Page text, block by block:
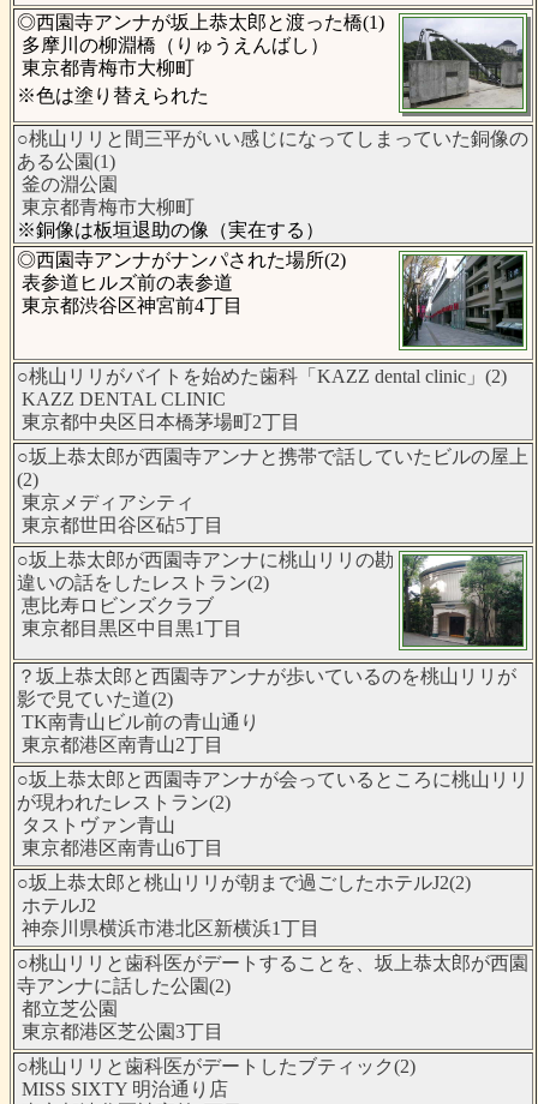
◎西園寺アンナが坂上恭太郎と渡った橋(1)
多摩川の柳淵橋（りゅうえんばし）
東京都青梅市大柳町
※色は塗り替えられた
○桃山リリと間三平がいい感じになってしまっていた銅像の
ある公園(1)
釜の淵公園
東京都青梅市大柳町
※銅像は板垣退助の像（実在する）
◎西園寺アンナがナンパされた場所(2)
表参道ヒルズ前の表参道
東京都渋谷区神宮前4丁目
○桃山リリがバイトを始めた歯科「KAZZ dental clinic」(2)
KAZZ DENTAL CLINIC
東京都中央区日本橋茅場町2丁目
○坂上恭太郎が西園寺アンナと携帯で話していたビルの屋上
(2)
東京メディアシティ
東京都世田谷区砧5丁目
○坂上恭太郎が西園寺アンナに桃山リリの勘
違いの話をしたレストラン(2)
恵比寿ロビンズクラブ
東京都目黒区中目黒1丁目
？坂上恭太郎と西園寺アンナが歩いているのを桃山リリが
影で見ていた道(2)
TK南青山ビル前の青山通り
東京都港区南青山2丁目
○坂上恭太郎と西園寺アンナが会っているところに桃山リリ
が現われたレストラン(2)
タストヴァン青山
東京都港区南青山6丁目
○坂上恭太郎と桃山リリが朝まで過ごしたホテルJ2(2)
ホテルJ2
神奈川県横浜市港北区新横浜1丁目
○桃山リリと歯科医がデートすることを、坂上恭太郎が西園
寺アンナに話した公園(2)
都立芝公園
東京都港区芝公園3丁目
○桃山リリと歯科医がデートしたブティック(2)
MISS SIXTY 明治通り店